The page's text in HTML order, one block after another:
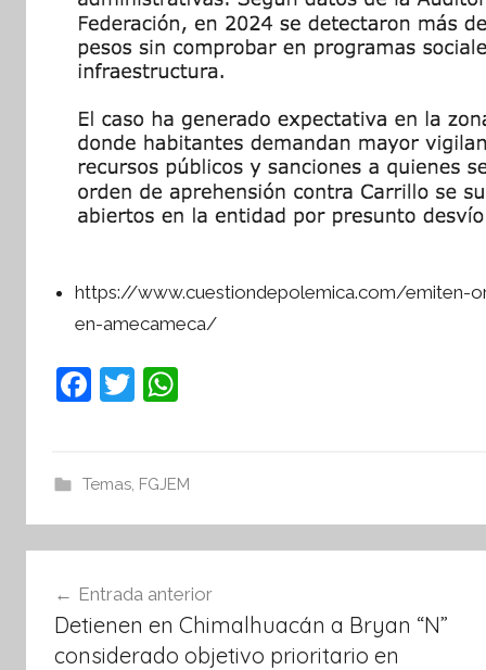
https://www.cuestiondepolemica.com/emiten-
en-amecameca/
F
e
b
o
o
k
T
er s
A
p
p
Temas, FGJEM
de
entradas
Entrada anterior
Detienen en Chimalhuacán a Bryan “N”
considerado objetivo prioritario en